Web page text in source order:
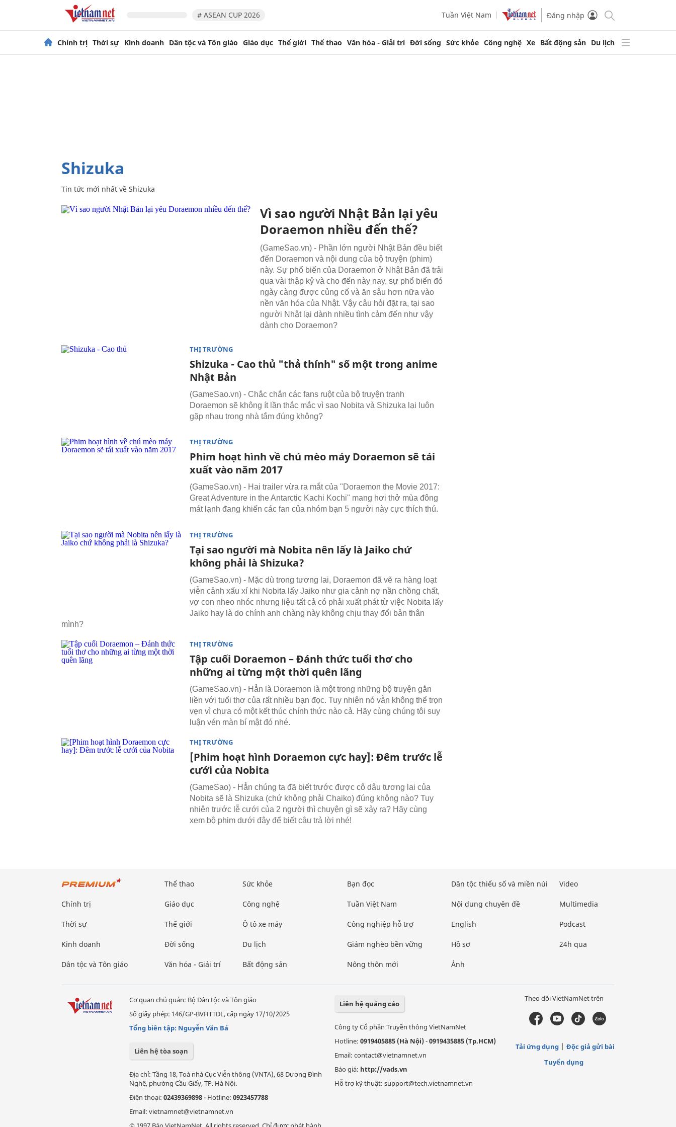
# ASEAN CUP 2026 Tuần Việt Nam Đăng nhập
Chính trị Thời sự Kinh doanh Dân tộc và Tôn giáo Giáo dục Thế giới Thể thao Văn hóa - Giải trí Đời sống Sức khỏe Công nghệ Xe Bất động sản Du lịch
Shizuka
Tin tức mới nhất về Shizuka
Vì sao người Nhật Bản lại yêu
Doraemon nhiều đến thế?
(GameSao.vn) - Phần lớn người Nhật Bản đều biết
đến Doraemon và nội dung của bộ truyện (phim)
này. Sự phổ biến của Doraemon ở Nhật Bản đã trải
qua vài thập kỷ và cho đến này nay, sự phổ biến đó
ngày càng được củng cố và ăn sâu hơn nữa vào
nền văn hóa của Nhật. Vậy câu hỏi đặt ra, tại sao
người Nhật lại dành nhiều tình cảm đến như vậy
dành cho Doraemon?
THỊ TRƯỜNG
Shizuka - Cao thủ "thả thính" số một trong anime
Nhật Bản
(GameSao.vn) - Chắc chắn các fans ruột của bộ truyện tranh
Doraemon sẽ không ít lần thắc mắc vì sao Nobita và Shizuka lại luôn
gặp nhau trong nhà tắm đúng không?
THỊ TRƯỜNG
Phim hoạt hình về chú mèo máy Doraemon sẽ tái
xuất vào năm 2017
(GameSao.vn) - Hai trailer vừa ra mắt của "Doraemon the Movie 2017:
Great Adventure in the Antarctic Kachi Kochi" mang hơi thở mùa đông
mát lạnh đang khiến các fan của nhóm bạn 5 người này cực thích thú.
THỊ TRƯỜNG
Tại sao người mà Nobita nên lấy là Jaiko chứ
không phải là Shizuka?
(GameSao.vn) - Mặc dù trong tương lai, Doraemon đã vẽ ra hàng loạt
viễn cảnh xấu xí khi Nobita lấy Jaiko như gia cảnh nợ nần chồng chất,
vợ con nheo nhóc nhưng liệu tất cả có phải xuất phát từ việc Nobita lấy
Jaiko hay là do chính anh chàng này không chịu thay đổi bản thân
mình?
THỊ TRƯỜNG
Tập cuối Doraemon – Đánh thức tuổi thơ cho
những ai từng một thời quên lãng
(GameSao.vn) - Hẳn là Doraemon là một trong những bộ truyện gắn
liền với tuổi thơ của rất nhiều bạn đọc. Tuy nhiên nó vẫn không thể trọn
vẹn vì chưa có một kết thúc chính thức nào cả. Hãy cùng chúng tôi suy
luận vén màn bí mật đó nhé.
THỊ TRƯỜNG
[Phim hoạt hình Doraemon cực hay]: Đêm trước lễ
cưới của Nobita
(GameSao) - Hẳn chúng ta đã biết trước được cô dâu tương lai của
Nobita sẽ là Shizuka (chứ không phải Chaiko) đúng không nào? Tuy
nhiên trước lễ cưới của 2 người thì chuyện gì sẽ xảy ra? Hãy cùng
xem bộ phim dưới đây để biết câu trả lời nhé!
Chính trị
Thời sự
Kinh doanh
Dân tộc và Tôn giáo
Thể thao
Giáo dục
Thế giới
Đời sống
Văn hóa - Giải trí
Sức khỏe
Công nghệ
Ô tô xe máy
Du lịch
Bất động sản
Bạn đọc
Tuần Việt Nam
Công nghiệp hỗ trợ
Giảm nghèo bền vững
Nông thôn mới
Dân tộc thiểu số và miền núi
Nội dung chuyên đề
English
Hồ sơ
Ảnh
Video
Multimedia
Podcast
24h qua
Cơ quan chủ quản: Bộ Dân tộc và Tôn giáo
Số giấy phép: 146/GP-BVHTTDL, cấp ngày 17/10/2025
Tổng biên tập: Nguyễn Văn Bá
Liên hệ tòa soạn
Địa chỉ: Tầng 18, Toà nhà Cục Viễn thông (VNTA), 68 Dương Đình
Nghệ, phường Cầu Giấy, TP. Hà Nội.
Điện thoại: 02439369898- Hotline: 0923457788
Email: vietnamnet@vietnamnet.vn
Liên hệ quảng cáo
Công ty Cổ phần Truyền thông VietNamNet
Hotline: 0919405885 (Hà Nội)-0919435885 (Tp.HCM)
Email: contact@vietnamnet.vn
Báo giá: http://vads.vn
Hỗ trợ kỹ thuật: support@tech.vietnamnet.vn
Theo dõi VietNamNet trên
Tải ứng dụng
Độc giả gửi bài
Tuyển dụng